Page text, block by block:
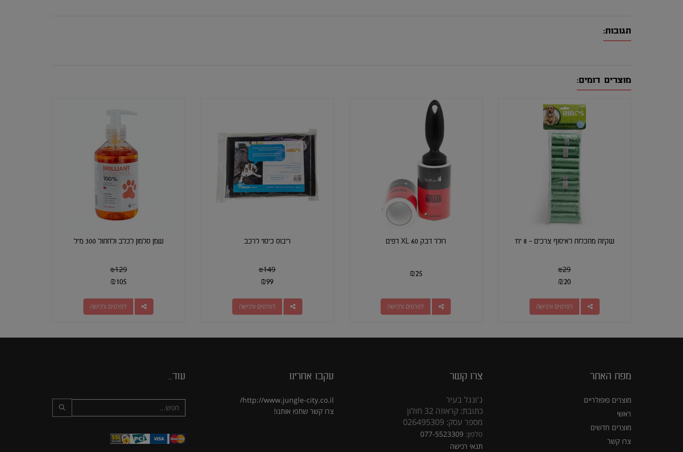
תגובות:
מוצרים דומים:
שקיות מתכלות לאיסוף צרכים - 8 יח'
₪29
₪20
לפרטים ורכישה
רולר דבק XL 60 דפים
₪25
לפרטים ורכישה
ריבוס כיסוי לרכב
₪149
₪99
לפרטים ורכישה
שמן סלמון לכלב ולחתול 300 מ"ל
₪129
₪105
לפרטים ורכישה
מפת האתר
מוצרים פופולריים
ראשי
מוצרים חדשים
צרו קשר
צרו קשר
ג'ונגל בעיר
כתובת: קראוזה 32 חולון
מספר עסק: 026495309
טלפון: 077-5523309
תנאי רכישה
עקבו אחרינו
http://www.jungle-city.co.il/
צרו קשר שתפו אותנו!
עוד...